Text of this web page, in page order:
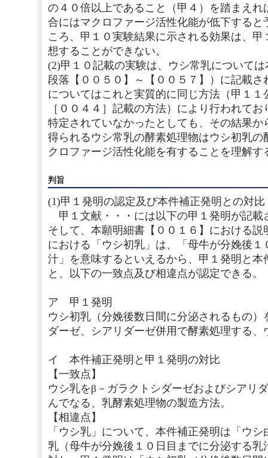
の４０倍以上であること（甲４）を踏まえ
合にはマクロファージ活性化能が低下する
ころ、甲１０実験結果に示される効果は、
想することができない。
(2)甲１０記載の実験は、ウシ常乳について
段落【００５０】～【００５７】）に記載
についてはこれと実質的に同じ方法（甲１
［００４４］記載の方法）により行われて
特定されていなかったとしても、その結果
得られるウシ常乳の酵素処理物はウシ初乳
クロファージ活性化能を有することを理解
判旨
(1)甲１発明の認定及び本件補正発明との対比
甲１文献・・・には以下の甲１発明が記載
そして、本願明細書【００１６】における
における「ウシ初乳」は、「母牛が分娩後
汁」を意味するといえるから、甲１発明と本
と、以下の一致点及び相違点が認定できる。
ア 甲１発明
ウシ初乳（分娩後数日間に分泌されるもの
ダーゼ、シアリダーゼ併用で酵素処理する
イ 本件補正発明と甲１発明の対比
【一致点】
ウシ乳をβ－ガラクトシダーゼおよびシアリ
んでなる、乳酵素処理物の製造方法。
【相違点】
「ウシ乳」について、本件補正発明は「ウ
乳（母牛が分娩後１０日目までに分泌する